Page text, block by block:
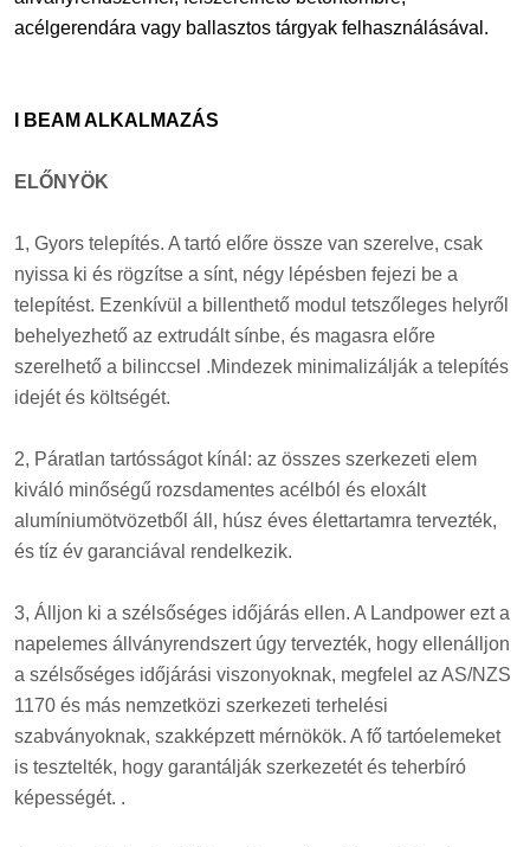
acélgerendára vagy ballasztos tárgyak felhasználásával.
I BEAM ALKALMAZÁS
ELŐNYÖK
1, Gyors telepítés. A tartó előre össze van szerelve, csak
nyissa ki és rögzítse a sínt, négy lépésben fejezi be a
telepítést. Ezenkívül a billenthető modul tetszőleges helyről
behelyezhető az extrudált sínbe, és magasra előre
szerelhető a bilinccsel .Mindezek minimalizálják a telepítés
idejét és költségét.
2, Páratlan tartósságot kínál: az összes szerkezeti elem
kiváló minőségű rozsdamentes acélból és eloxált
alumíniumötvözetből áll, húsz éves élettartamra tervezték,
és tíz év garanciával rendelkezik.
3, Álljon ki a szélsőséges időjárás ellen. A Landpower ezt a
napelemes állványrendszert úgy tervezték, hogy ellenálljon
a szélsőséges időjárási viszonyoknak, megfelel az AS/NZS
1170 és más nemzetközi szerkezeti terhelési
szabványoknak, szakképzett mérnökök. A fő tartóelemeket
is tesztelték, hogy garantálják szerkezetét és teherbíró
képességét. .